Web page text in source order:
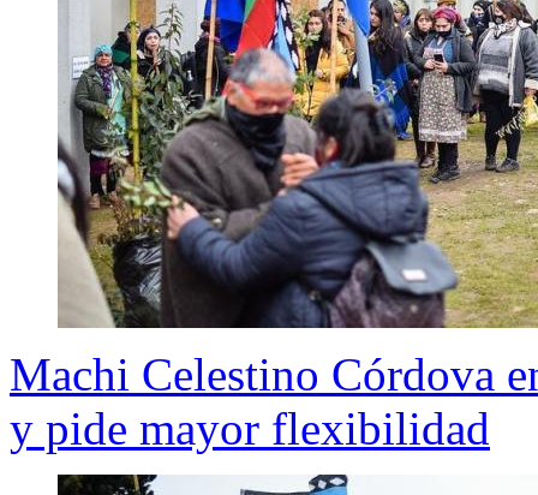
Machi Celestino Córdova
y pide mayor flexibilidad